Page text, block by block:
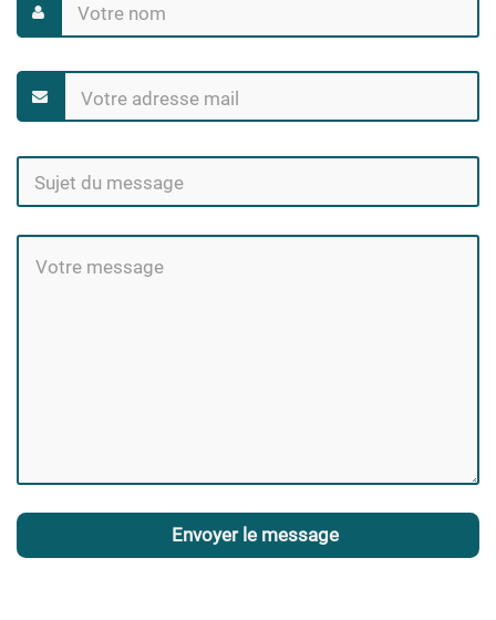
Envoyer le message